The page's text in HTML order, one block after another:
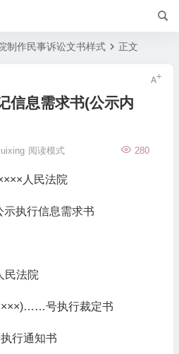
制作民事诉讼文书样式 正文
信息需求书(公示内
280
阅读模式
人民法院
示执行信息需求书
民法院
号执行裁定书
行通知书